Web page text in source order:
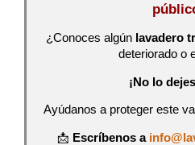
¿Conoces algún lavadero
deteriorado o
¡No lo
Ayúdanos a proteger este
📩 Escríbenos a